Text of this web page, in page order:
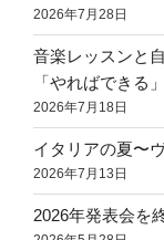
り
2026年7月28日
音楽レッスンと
「やればできる
2026年7月18日
イタリアの夏〜
2026年7月13日
2026年発表会を